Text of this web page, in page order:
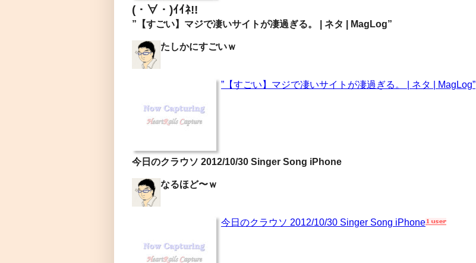
(・∀・)ｲｲﾈ!!
”【すごい】マジで凄いサイトが凄過ぎる。 | ネタ | MagLog”
たしかにすごいｗ
”【すごい】マジで凄いサイトが凄過ぎる。 | ネタ | MagLog”
今日のクラウソ 2012/10/30 Singer Song iPhone
なるほど〜ｗ
今日のクラウソ 2012/10/30 Singer Song iPhone